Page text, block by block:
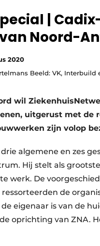
|
Noord-
2020
Beeld: VK, Interbuild
wil
uitgerust met de
zijn volop
algemene en zes
Hij stelt als
werk. De
de
eigenaar is van de
oprichting van ZNA.